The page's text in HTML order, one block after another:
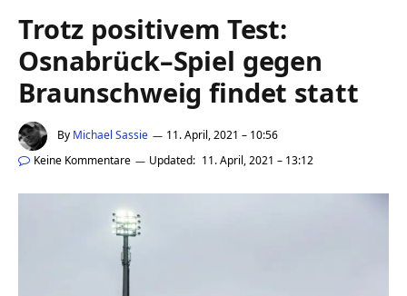
Trotz positivem Test:
Osnabrück–Spiel gegen
Braunschweig findet statt
By Michael Sassie
11. April, 2021 – 10:56
Keine Kommentare
Updated: 11. April, 2021 – 13:12